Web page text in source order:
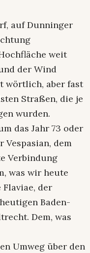
auf Dunnin­ger
weit
der Wind
wörtlich, aber fast
Straßen, die je
wurden.
das Jahr 73 oder
Vespasian, dem
Verbindung
was wir heute
der
Baden-
Dem, was
Umweg über den